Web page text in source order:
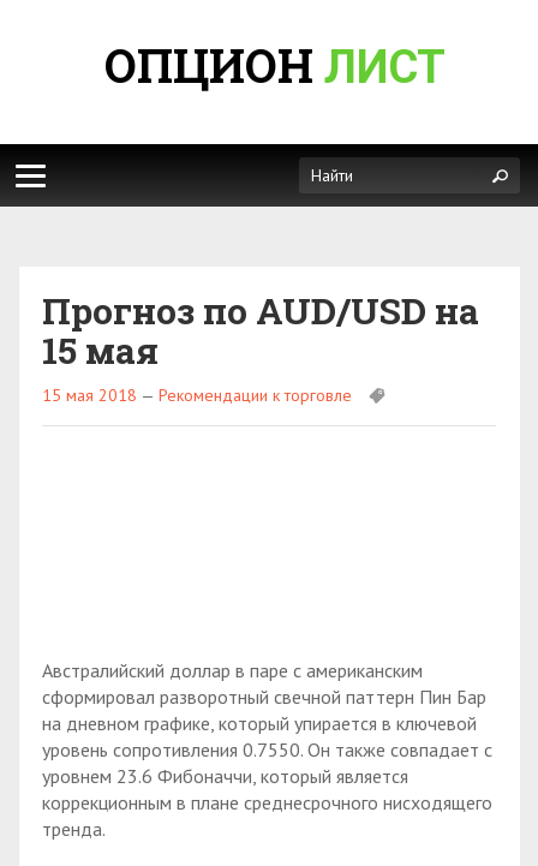
ОПЦИОН ЛИСТ
Прогноз по AUD/USD на
15 мая
15 мая 2018 — Рекомендации к торговле
Австралийский доллар в паре с американским
сформировал разворотный свечной паттерн Пин Бар
на дневном графике, который упирается в ключевой
уровень сопротивления 0.7550. Он также совпадает с
уровнем 23.6 Фибоначчи, который является
коррекционным в плане среднесрочного нисходящего
тренда.